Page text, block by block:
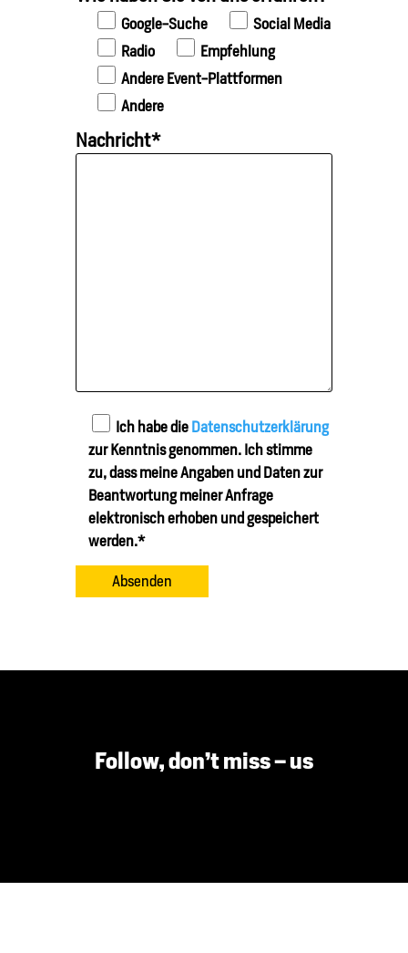
Google-Suche
Social Media
Radio
Empfehlung
Andere Event-Plattformen
Andere
Nachricht*
Ich habe die Datenschutzerklärung
zur Kenntnis genommen. Ich stimme
zu, dass meine Angaben und Daten zur
Beantwortung meiner Anfrage
elektronisch erhoben und gespeichert
werden.*
Follow, don’t miss – us